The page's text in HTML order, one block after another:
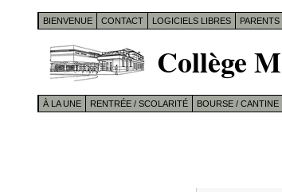
BIENVENUE CONTACT LOGICIELS LIBRES PARENTS
Collège
À LA UNE RENTRÉE / SCOLARITÉ BOURSE / CANTINE